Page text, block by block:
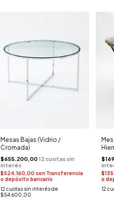
Mesas Bajas (Vidrio /
Cromada)
$655.200,00
$524.160,00 con Transferencia
o depósito bancario
12 cuotas sin interés de
$54.600,00
o
12